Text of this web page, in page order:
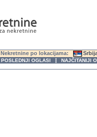
Nekretnine po lokacijama:
POSLEDNJI OGLASI | NAJČITANIJI